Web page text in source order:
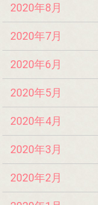
2020年8月
2020年7月
2020年6月
2020年5月
2020年4月
2020年3月
2020年2月